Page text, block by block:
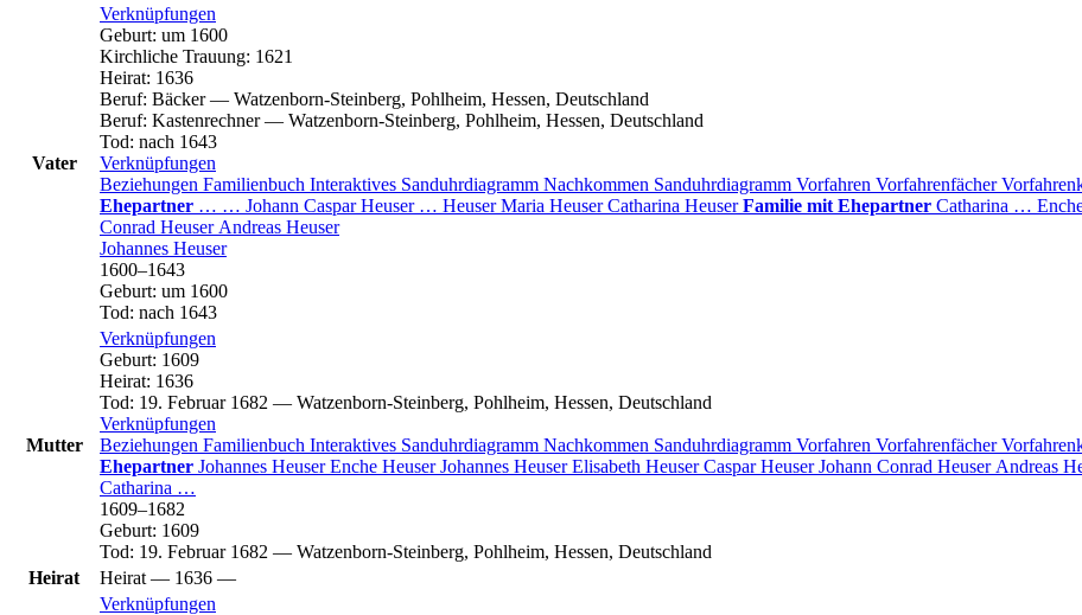
Vater
Verknüpfungen
Geburt: um 1600
Kirchliche Trauung: 1621
Heirat: 1636
Beruf: Bäcker— Watzenborn-Steinberg, Pohlheim, Hessen, Deutschland
Beruf: Kastenrechner— Watzenborn-Steinberg, Pohlheim, Hessen, Deutschland
Tod: nach 1643
Verknüpfungen
Beziehungen Familienbuch Interaktives Sanduhrdiagramm Nachkommen Sanduhrdiagramm Vorfahren Vorfahrenfächer
Ehepartner … … Johann CasparHeuser … Heuser Maria Heuser Catharina Heuser Familie mit Ehepartner Catharina …
Conrad Heuser Andreas Heuser
Johannes Heuser
1600–1643
Geburt: um 1600
Tod: nach 1643
Mutter
Verknüpfungen
Geburt: 1609
Heirat: 1636
Tod: 19. Februar 1682 — Watzenborn-Steinberg, Pohlheim, Hessen, Deutschland
Verknüpfungen
Beziehungen Familienbuch Interaktives Sanduhrdiagramm Nachkommen Sanduhrdiagramm Vorfahren Vorfahrenfächer
Ehepartner Johannes Heuser Enche Heuser Johannes Heuser Elisabeth Heuser CasparHeuser Johann Conrad Heuser Andreas
Catharina …
1609–1682
Geburt: 1609
Tod: 19. Februar 1682 — Watzenborn-Steinberg, Pohlheim, Hessen, Deutschland
Heirat
Heirat — 1636 —
Verknüpfungen